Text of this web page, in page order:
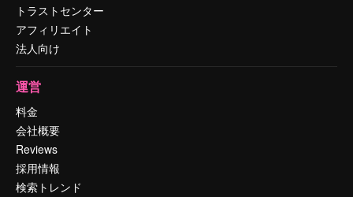
トラストセンター
アフィリエイト
法人向け
運営
料金
会社概要
Reviews
採用情報
検索トレンド